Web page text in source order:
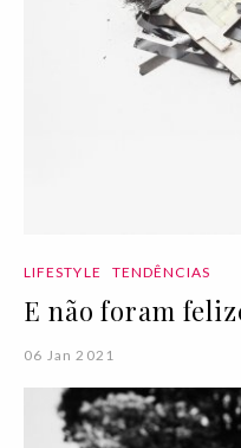
LIFESTYLE TENDÊNCIAS
E não foram
06 Jan 2021